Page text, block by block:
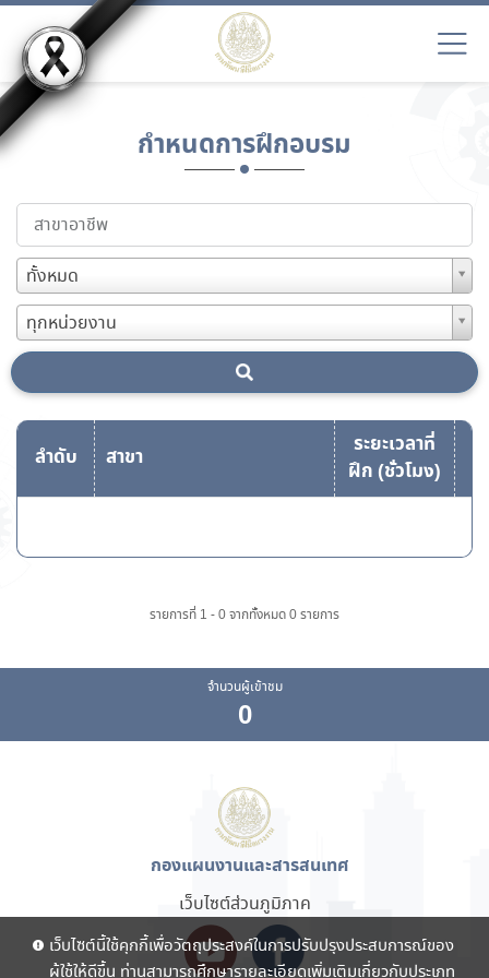
กำหนดการฝึกอบรม
ทั้งหมด
ทุกหน่วยงาน
ลำดับ สาขา
ระยะเวลาที่
ฝึก (ชั่วโมง)
รายการที่ 1 - 0 จากทั้งหมด 0 รายการ
จำนวนผู้เข้าชม
0
กองแผนงานและสารสนเทศ
เว็บไซต์ส่วนภูมิภาค
เว็บไซต์นี้ใช้คุกกี้เพื่อวัตถุประสงค์ในการปรับปรุงประสบการณ์ของ
ผู้ใช้ให้ดีขึ้น ท่านสามารถศึกษารายละเอียดเพิ่มเติมเกี่ยวกับประเภท